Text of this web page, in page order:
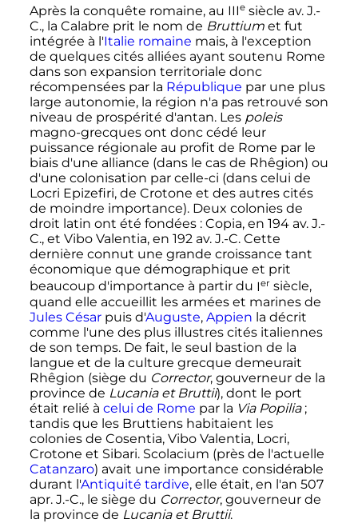
Après la conquête romaine, au IIIe siècle av. J.-
C., la Calabre prit le nom de Bruttiumet fut
intégrée à l'Italie romaine mais, à l'exception
de quelques cités alliées ayant soutenu Rome
dans son expansion territoriale donc
récompensées par la République par une plus
large autonomie, la région n'a pas retrouvé son
niveau de prospérité d'antan. Les poleis
magno-grecques ont donc cédé leur
puissance régionale au profit de Rome par le
biais d'une alliance (dans le cas de Rhêgion) ou
d'une colonisation par celle-ci (dans celui de
Locri Epizefiri, de Crotone et des autres cités
de moindre importance). Deux colonies de
droit latin ont été fondées : Copia, en 194 av. J.-
C., et Vibo Valentia, en 192 av. J.-C. Cette
dernière connut une grande croissance tant
économique que démographique et prit
beaucoup d'importance à partir du Ier siècle,
quand elle accueillit les armées et marines de
Jules Césarpuis d'Auguste, Appien la décrit
comme l'une des plus illustres cités italiennes
de son temps. De fait, le seul bastion de la
langue et de la culture grecque demeurait
Rhêgion (siège du Corrector, gouverneur de la
province de Lucania et Bruttii), dont le port
était relié à celui de Rome par la Via Popilia ;
tandis que les Bruttiens habitaient les
colonies de Cosentia, Vibo Valentia, Locri,
Crotone et Sibari. Scolacium (près de l'actuelle
Catanzaro) avait une importance considérable
durant l'Antiquité tardive, elle était, en l'an 507
apr. J.-C., le siège du Corrector, gouverneur de
la province de Lucania et Bruttii.